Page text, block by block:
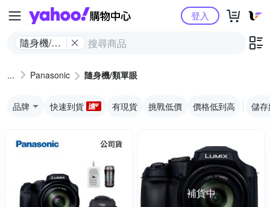
Yahoo購物中心
隨身機/類
登入
Panasonic 隨身機/類單眼
品牌 快速到貨 有現貨 挑戰低價 價格低到高 儲
補貨中